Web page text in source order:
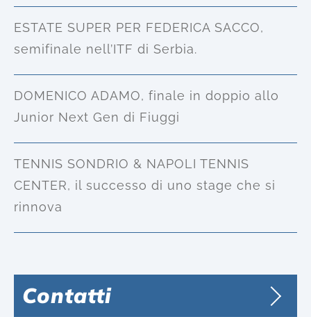
ESTATE SUPER PER FEDERICA SACCO,
semifinale nell’ITF di Serbia.
DOMENICO ADAMO, finale in doppio allo
Junior Next Gen di Fiuggi
TENNIS SONDRIO & NAPOLI TENNIS
CENTER, il successo di uno stage che si
rinnova
Contatti